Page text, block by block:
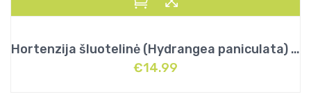
Hortenzija šluotelinė (Hydrangea paniculata) „Bonfire”
€14.99